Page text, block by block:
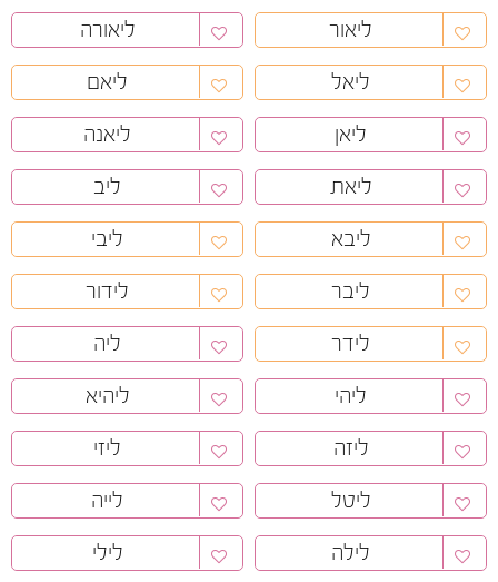
ליאור ליאורה
ליאל ליאם
ליאן ליאנה
ליאת ליב
ליבא ליבי
ליבר לידור
לידר ליה
ליהי ליהיא
ליזה ליזי
ליטל לייה
לילה לילי